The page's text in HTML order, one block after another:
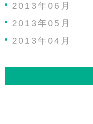
2013年06月
2013年05月
2013年04月